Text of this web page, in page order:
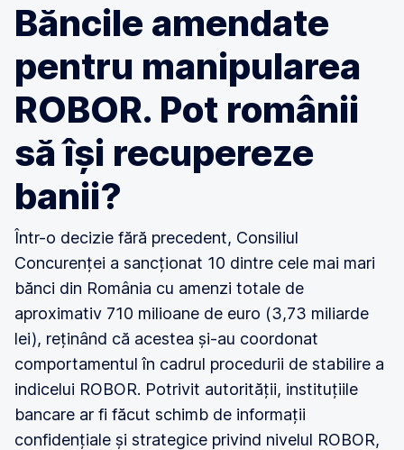
Băncile amendate
pentru manipularea
ROBOR. Pot românii
să își recupereze
banii?
Într-o decizie fără precedent, Consiliul
Concurenței a sancționat 10 dintre cele mai mari
bănci din România cu amenzi totale de
aproximativ 710 milioane de euro (3,73 miliarde
lei), reținând că acestea și-au coordonat
comportamentul în cadrul procedurii de stabilire a
indicelui ROBOR. Potrivit autorității, instituțiile
bancare ar fi făcut schimb de informații
confidențiale și strategice privind nivelul ROBOR,